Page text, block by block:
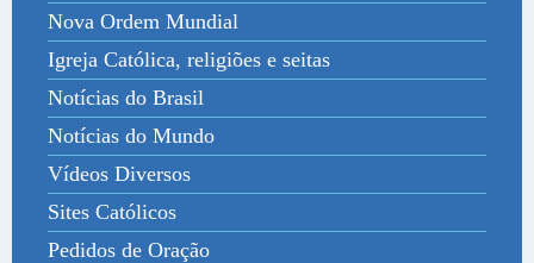
Nova Ordem Mundial
Igreja Católica, religiões e seitas
Notícias do Brasil
Notícias do Mundo
Vídeos Diversos
Sites Católicos
Pedidos de Oração